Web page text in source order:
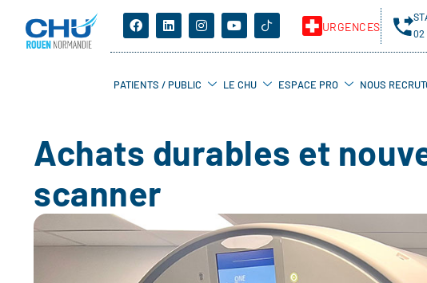
URGENCES
02
PATIENTS / PUBLIC LE CHU ESPACE PRO NOUS
Achats durables et
scanner